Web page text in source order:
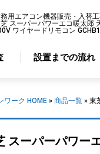
用エアコン機器販売・入替
スーパーパワーエコ暖太郎
ワイヤードリモコン
設置までの流れ
ワーク HOME » 商品一覧 » 東
スーパーパワー